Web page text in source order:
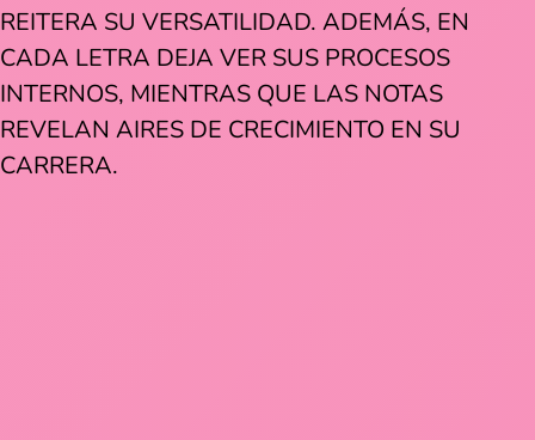
REITERA SU VERSATILIDAD. ADEMÁS, EN
CADA LETRA DEJA VER SUS PROCESOS
INTERNOS, MIENTRAS QUE LAS NOTAS
REVELAN AIRES DE CRECIMIENTO EN SU
CARRERA.